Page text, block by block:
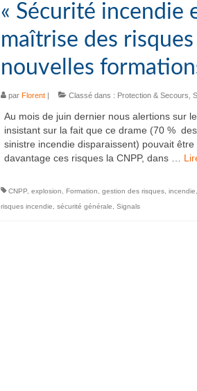
« Sécurité incendie
maîtrise des risques
nouvelles
par Florent| Classé dans : Protection & Secours
Au mois de juin dernier nous alertions sur
insistant sur la fait que ce drame (70 %
sinistre incendie disparaissent) pouvait
davantage ces risques la CNPP, dans …
CNPP, explosion Formation gestion des risques, incendie
risques incendie
sécurité générale Signals